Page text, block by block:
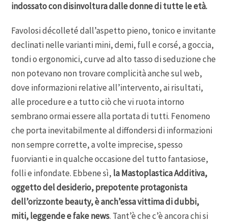
indossato con disinvoltura dalle donne di tutte le età.
Favolosi décolleté dall’aspetto pieno, tonico e invitante
declinati nelle varianti mini, demi, full e corsé, a goccia,
tondi o ergonomici, curve ad alto tasso di seduzione che
non potevano non trovare complicità anche sul web,
dove informazioni relative all’intervento, ai risultati,
alle procedure e a tutto ciò che vi ruota intorno
sembrano ormai essere alla portata di tutti. Fenomeno
che porta inevitabilmente al diffondersi di informazioni
non sempre corrette, a volte imprecise, spesso
fuorvianti e in qualche occasione del tutto fantasiose,
folli e infondate. Ebbene sì, la Mastoplastica Additiva,
oggetto del desiderio, prepotente protagonista
dell’orizzonte beauty, è anch’essa vittima di dubbi,
miti, leggende e fake news. Tant’è che c’è ancora chi si